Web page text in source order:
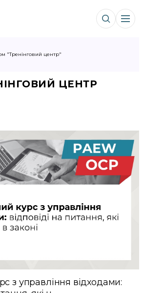
"Тренінговий центр"
ЦЕНТР
з управління відходами: